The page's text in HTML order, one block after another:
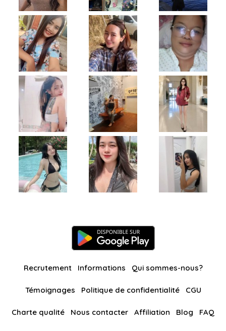
Recrutement Informations Qui sommes-nous?
Témoignages Politique de confidentialité CGU
Charte qualité Nous contacter Affiliation Blog FAQ